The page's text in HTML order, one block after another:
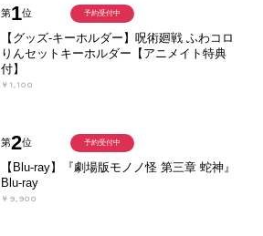
第1位
【グッズ-キーホルダー】呪術廻戦 ふわコロ
りんセットキーホルダー【アニメイト特典
付】
￥1,100
予約受付中
第2位
【Blu-ray】『劇場版モノノ怪 第三章 蛇神』
Blu-ray
￥9,900
予約受付中